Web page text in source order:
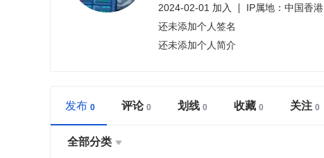
2024-02-01 加入
IP属地：中国香港
还未添加个人签名
还未添加个人简介
发布 评论 划线 收藏 关注
全部分类 